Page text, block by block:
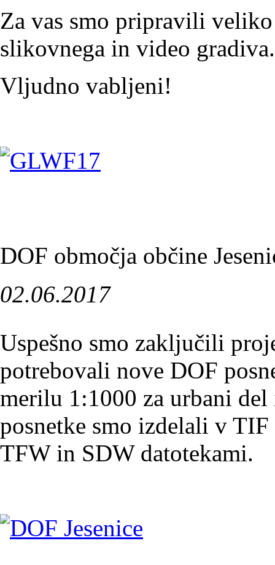
Za vas smo pripravili
slikovnega in video gradiva.
Vljudno vabljeni!
DOF območja občine
02.06.2017
Uspešno smo zaključili
potrebovali nove DOF
merilu 1:1000 za urbani
posnetke smo izdelali v
TFW in SDW datotekami.